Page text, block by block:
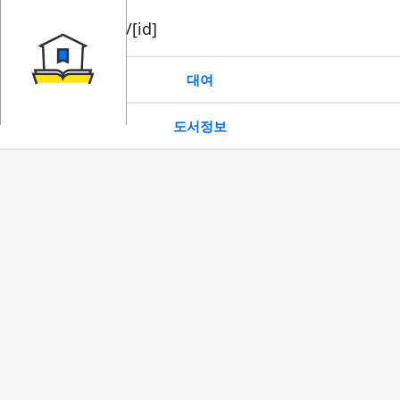
book/rent/[id]
대여
도서정보